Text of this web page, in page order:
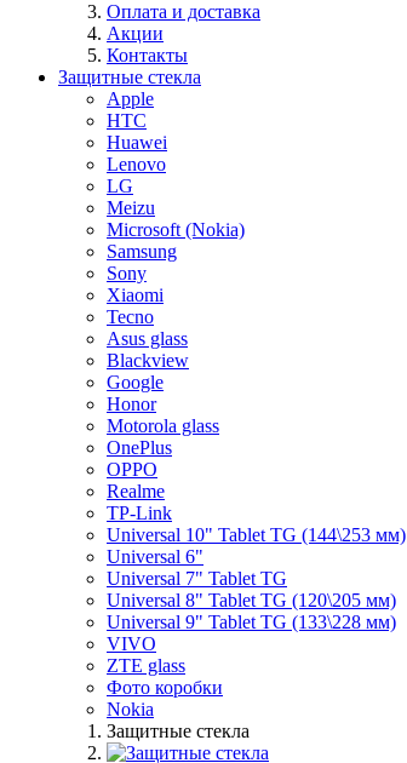
Оплата и доставка
Акции
Контакты
Защитные стекла
Apple
HTC
Huawei
Lenovo
LG
Meizu
Microsoft (Nokia)
Samsung
Sony
Xiaomi
Tecno
Asus glass
Blackview
Google
Honor
Motorola glass
OnePlus
OPPO
Realme
TP-Link
Universal 10" Tablet TG (144\253 мм)
Universal 6"
Universal 7" Tablet TG
Universal 8" Tablet TG (120\205 мм)
Universal 9" Tablet TG (133\228 мм)
VIVO
ZTE glass
Фото коробки
Nokia
Защитные стекла